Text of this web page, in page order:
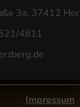
3a, 37412
4811
Impressum